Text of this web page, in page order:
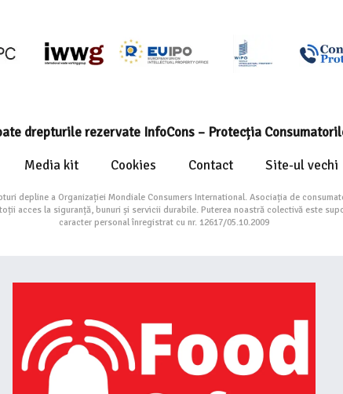
drepturile rezervate InfoCons – Protecția
Media kit Cookies Contact Site-ul vechi
depline a Organizației Mondiale Consumers International. Asociația de
acces la siguranță, bunuri și servicii durabile. Puterea noastră colectivă este
caracter personal înregistrat cu nr. 12617/05.10.2009